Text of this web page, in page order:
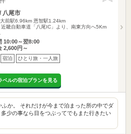
八尾市
前駅6.96km 恩智駅1.24km
近畿自動車道「八尾IC」より、南東方向へ5Km
10:00～翌8:00
2,600円～
宿泊 ひとり旅・一人旅
ベルの宿泊プランを見る
ふか。 それだけが今まで泊まった所の中でダ
少の事なら目をつぶってでもまた行きたい